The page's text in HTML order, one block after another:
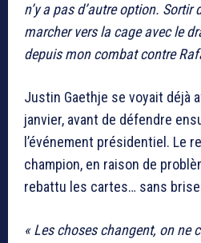
n’y a pas d’autre option. Sortir
marcher vers la cage avec le
depuis mon combat contre
Justin Gaethje se voyait déjà
janvier, avant de défendre
l’événement présidentiel. Le
champion, en raison de
rebattu les cartes… sans
« Les choses changent, on ne